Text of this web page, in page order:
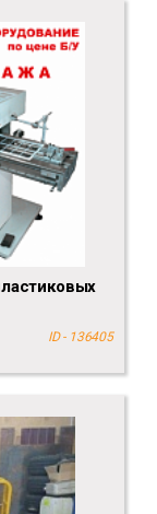
ID - 136405